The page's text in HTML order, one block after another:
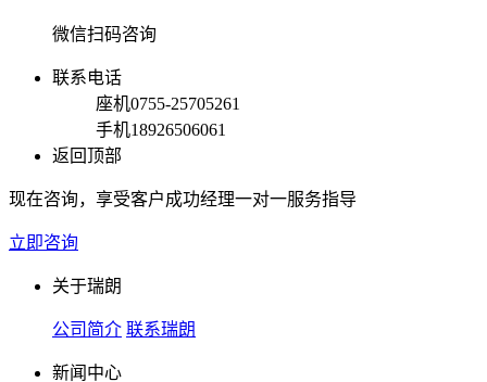
微信扫码咨询
联系电话
座机0755-25705261
手机18926506061
返回顶部
现在咨询，享受客户成功经理一对一服务指导
立即咨询
关于瑞朗
公司简介 联系瑞朗
新闻中心